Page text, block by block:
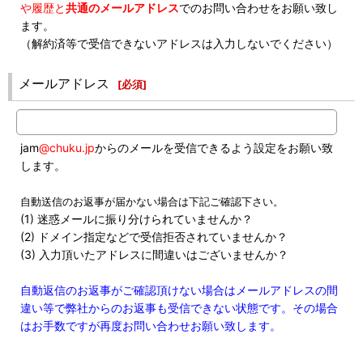
や履歴と共通のメールアドレスでのお問い合わせをお願い致し
ます。
（解約済等で受信できないアドレスは入力しないでください）
メールアドレス [必須]
jam@chuku.jpからのメールを受信できるよう設定をお願い致
します。
自動送信のお返事が届かない場合は下記ご確認下さい。
(1) 迷惑メールに振り分けられていませんか？
(2) ドメイン指定などで受信拒否されていませんか？
(3) 入力頂いたアドレスに間違いはございませんか？
自動返信のお返事がご確認頂けない場合はメールアドレスの間
違い等で弊社からのお返事も受信できない状態です。その場合
はお手数ですが再度お問い合わせお願い致します。